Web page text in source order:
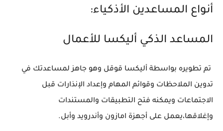
أنواع المساعدين الأذكياء:
المساعد الذكي أليكسا للأعمال
تم تطويره بواسطة أليكسا قوقل وهو جاهز لمساعدتك في
تدوين الملاحظات وقوائم المهام وإعداد الإنذارات قبل
الاجتماعات ويمكنه فتح التطبيقات والمستندات
وإغلاقها،يعمل على أجهزة امازون وأندرويد وأبل.